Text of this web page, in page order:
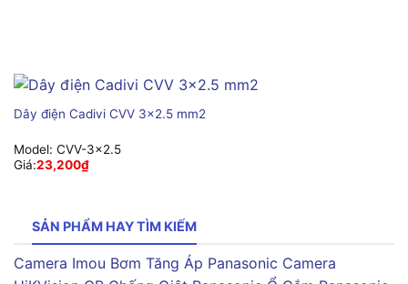
Dây điện Cadivi CVV 3×2.5 mm2
Model: CVV-3×2.5
Giá:23,200₫
SẢN PHẨM HAY TÌM KIẾM
Camera Imou Bơm Tăng Áp Panasonic Camera